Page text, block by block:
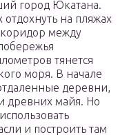
город Юкатана.
на пляжах
между
тянется
моря. В начале
деревни,
древних майя. Но
и построить там